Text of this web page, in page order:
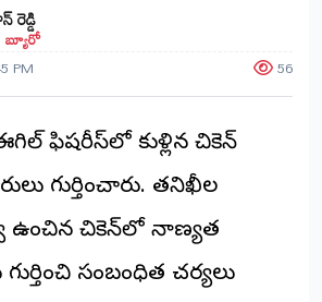
రెడ్డి
బ్యూరో
PM 56
ఫిషరీస్‌లో కుళ్లిన చికెన్
గుర్తించారు. తనిఖీల
ఉంచిన చికెన్‌లో నాణ్యత
సంబంధిత చర్యలు